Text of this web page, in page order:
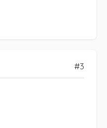
#3